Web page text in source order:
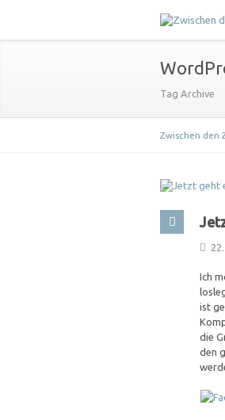
Tag Archive
Zwischen den
Ich
ist
die
den